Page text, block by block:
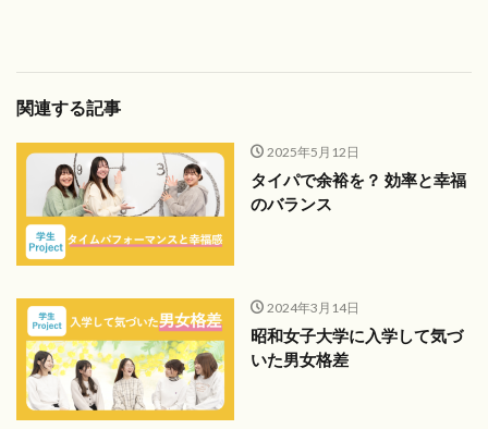
関連する記事
2025年5月12日
タイパで余裕を？ 効率と幸福
のバランス
2024年3月14日
昭和女子大学に入学して気づ
いた男女格差